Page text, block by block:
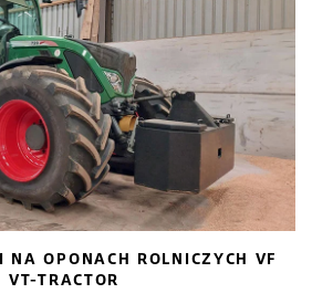
NA OPONACH ROLNICZYCH VF
VT-TRACTOR